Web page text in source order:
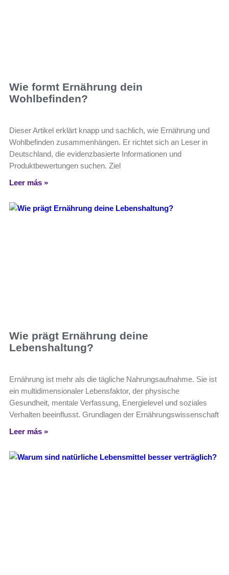
Wie formt Ernährung dein
Wohlbefinden?
Dieser Artikel erklärt knapp und sachlich, wie Ernährung und
Wohlbefinden zusammenhängen. Er richtet sich an Leser in
Deutschland, die evidenzbasierte Informationen und
Produktbewertungen suchen. Ziel
Leer más »
Wie prägt Ernährung deine
Lebenshaltung?
Ernährung ist mehr als die tägliche Nahrungsaufnahme. Sie ist
ein multidimensionaler Lebensfaktor, der physische
Gesundheit, mentale Verfassung, Energielevel und soziales
Verhalten beeinflusst. Grundlagen der Ernährungswissenschaft
Leer más »